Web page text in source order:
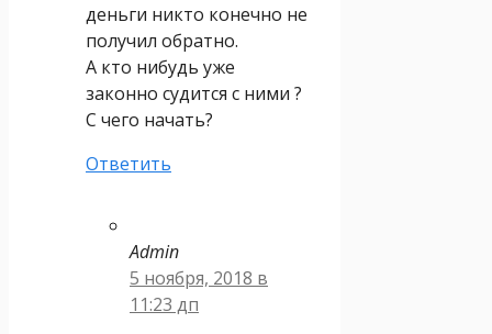
деньги никто конечно не
получил обратно.
А кто нибудь уже
законно судится с ними ?
C чего начать?
Ответить
Admin
5 ноября, 2018 в
11:23 дп